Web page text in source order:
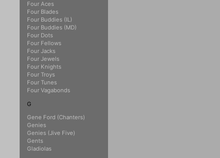
Four Aces
Four Blades
Four Buddies (IL)
Four Buddies (MD)
Four Dots
Four Fellows
Four Jacks
Four Jewels
Four Knights
Four Troys
Four Tunes
Four Vagabonds
G
Gene Ford (Chanters)
Genies
Genies (Jive Five)
Gents
Gladiolas